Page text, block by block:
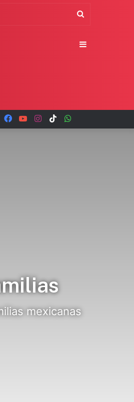
TikTok
Instagram
YouTube
Facebook
Buscar
Sidebar
mexicanas